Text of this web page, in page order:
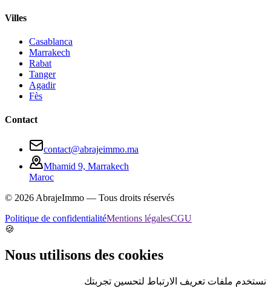
Villes
Casablanca
Marrakech
Rabat
Tanger
Agadir
Fès
Contact
contact@abrajeimmo.ma
Mhamid 9, Marrakech
Maroc
© 2026AbrajeImmo — Tous droits réservés
Politique de confidentialitéMentions légalesCGU
🍪
Nous utilisons des cookies
نستخدم ملفات تعريف الارتباط لتحسين تجربتك